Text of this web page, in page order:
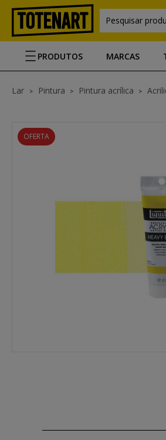
Pesquisar
PRODUTOS MARCAS
Lar Pintura Pintura acrílica
OFERTA